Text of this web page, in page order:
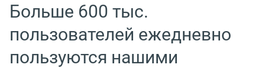
Больше 600 тыс.
пользователей ежедневно
пользуются нашими